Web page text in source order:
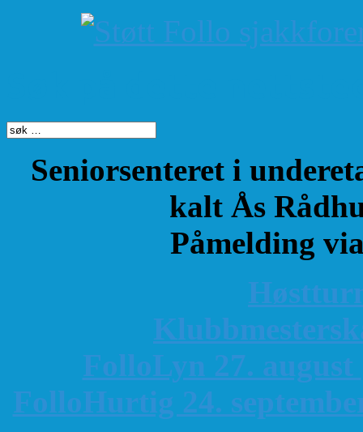
Seniorsenteret i
kalt Ås
Påmelding
K
FolloLyn 27. august
FolloHurtig 24.